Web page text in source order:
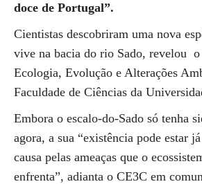
doce de Portugal”.
Cientistas descobriram uma nova
vive na bacia do rio Sado, revelou
Ecologia, Evolução e Alterações
Faculdade de Ciências da
Embora o escalo-do-Sado só tenha
agora, a sua “existência pode estar
causa pelas ameaças que o
enfrenta”, adianta o CE3C em